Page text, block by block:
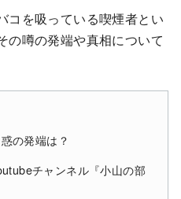
コを吸っている喫煙者とい
の噂の発端や真相について
の発端は？
チャンネル『小山の部